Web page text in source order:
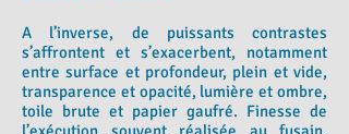
A l’inverse, de puissants contrastes
s’affrontent et s’exacerbent, notamment
entre surface et profondeur, plein et vide,
transparence et opacité, lumière et ombre,
toile brute et papier gaufré. Finesse de